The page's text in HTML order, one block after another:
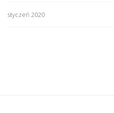
styczeń 2020